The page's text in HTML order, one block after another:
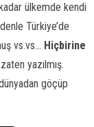
ülkemde kendi
Türkiye’de
vs.vs... Hiçbirine
yazılmış.
göçüp